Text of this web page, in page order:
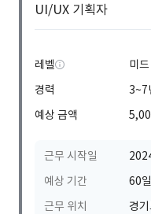
UI/UX 기획자
레벨
미
경력
3~7
예상 금액
근무 시작일
예상 기간
60일
근무 위치
경